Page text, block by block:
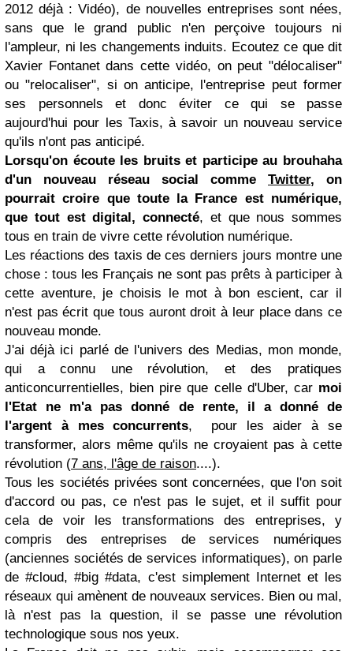
2012 déjà : Vidéo), de nouvelles entreprises sont nées,
sans que le grand public n'en perçoive toujours ni
l'ampleur, ni les changements induits. Ecoutez ce que dit
Xavier Fontanet dans cette vidéo, on peut "délocaliser"
ou "relocaliser", si on anticipe, l'entreprise peut former
ses personnels et donc éviter ce qui se passe
aujourd'hui pour les Taxis, à savoir un nouveau service
qu'ils n'ont pas anticipé.
Lorsqu'on écoute les bruits et participe au brouhaha
d'un nouveau réseau social comme Twitter, on
pourrait croire que toute la France est numérique,
que tout est digital, connecté, et que nous sommes
tous en train de vivre cette révolution numérique.
Les réactions des taxis de ces derniers jours montre une
chose : tous les Français ne sont pas prêts à participer à
cette aventure, je choisis le mot à bon escient, car il
n'est pas écrit que tous auront droit à leur place dans ce
nouveau monde.
J'ai déjà ici parlé de l'univers des Medias, mon monde,
qui a connu une révolution, et des pratiques
anticoncurrentielles, bien pire que celle d'Uber, car moi
l'Etat ne m'a pas donné de rente, il a donné de
l'argent à mes concurrents, pour les aider à se
transformer, alors même qu'ils ne croyaient pas à cette
révolution (7 ans, l'âge de raison....).
Tous les sociétés privées sont concernées, que l'on soit
d'accord ou pas, ce n'est pas le sujet, et il suffit pour
cela de voir les transformations des entreprises, y
compris des entreprises de services numériques
(anciennes sociétés de services informatiques), on parle
de #cloud, #big #data, c'est simplement Internet et les
réseaux qui amènent de nouveaux services. Bien ou mal,
là n'est pas la question, il se passe une révolution
technologique sous nos yeux.